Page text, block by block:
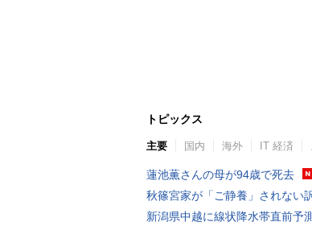
トピックス
主要 国内 海外 IT 経済
蓮池薫さんの母が94歳で死去
秋篠宮家が「ご静養」されない
新潟県中越に線状降水帯直前予測